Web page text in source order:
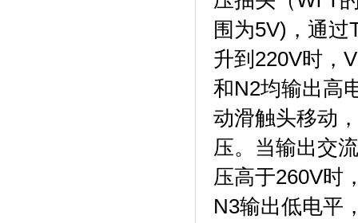
围为5V)，通
升到220V时，
和N2均输出高
动滑触头移动
压。当输出交
压高于260V时
N3输出低电平